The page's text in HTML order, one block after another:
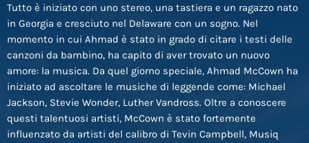
Tutto è iniziato con uno stereo, una tastiera e un ragazzo nato
in Georgia e cresciuto nel Delaware con un sogno. Nel
momento in cui Ahmad è stato in grado di citare i testi delle
canzoni da bambino, ha capito di aver trovato un nuovo
amore: la musica. Da quel giorno speciale, Ahmad McCown ha
iniziato ad ascoltare le musiche di leggende come: Michael
Jackson, Stevie Wonder, Luther Vandross. Oltre a conoscere
questi talentuosi artisti, McCown è stato fortemente
influenzato da artisti del calibro di Tevin Campbell, Musiq